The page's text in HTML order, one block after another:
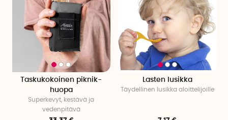
Taskukokoinen piknik-
huopa
Superkevyt, kestävä ja
vedenpitävä
Lasten lusikka
Täydellinen lusikka aloittelijoille